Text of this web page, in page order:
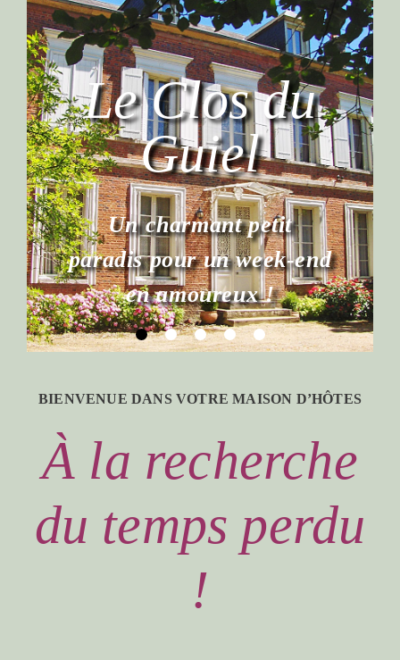
BIENVENUE DANS VOTRE MAISON D’HÔTES
À la recherche
du temps perdu
!